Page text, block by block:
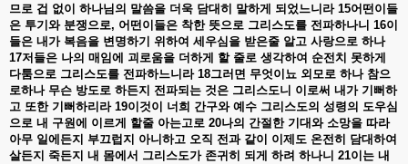
므로 겁 없이 하나님의 말씀을 더욱 담대히 말하게 되었느니라15어떤이들
은 투기와 분쟁으로, 어떤이들은 착한 뜻으로 그리스도를 전파하나니 16이
들은 내가 복음을 변명하기 위하여 세우심을 받은줄 알고 사랑으로 하나
17저들은 나의 매임에 괴로움을 더하게 할 줄로 생각하여 순전치 못하게
다툼으로 그리스도를 전파하느니라18그러면 무엇이뇨 외모로 하나 참으
로하나 무슨 방도로 하든지 전파되는 것은 그리스도니 이로써 내가 기뻐하
고 또한 기뻐하리라19이것이 너희 간구와 예수 그리스도의 성령의 도우심
으로 내 구원에 이르게 할줄 아는고로 20나의 간절한 기대와 소망을 따라
아무 일에든지 부끄럽지 아니하고 오직 전과 같이 이제도 온전히 담대하여
살든지 죽든지 내 몸에서 그리스도가 존귀히 되게 하려 하나니 21이는 내